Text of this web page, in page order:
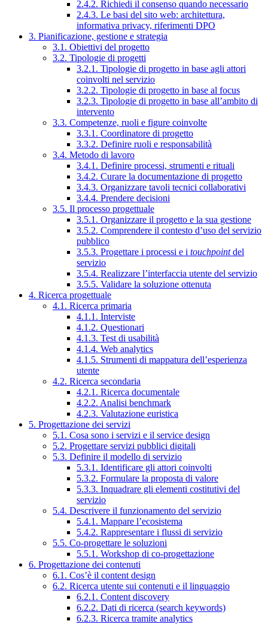
2.4.2. Richiedi il consenso quando necessario
2.4.3. Le basi del sito web: architettura,
informativa privacy, riferimenti DPO
3. Pianificazione, gestione e strategia
3.1. Obiettivi del progetto
3.2. Tipologie di progetti
3.2.1. Tipologie di progetto in base agli attori
coinvolti nel servizio
3.2.2. Tipologie di progetto in base al focus
3.2.3. Tipologie di progetto in base all’ambito di
intervento
3.3. Competenze, ruoli e figure coinvolte
3.3.1. Coordinatore di progetto
3.3.2. Definire ruoli e responsabilità
3.4. Metodo di lavoro
3.4.1. Definire processi, strumenti e rituali
3.4.2. Curare la documentazione di progetto
3.4.3. Organizzare tavoli tecnici collaborativi
3.4.4. Prendere decisioni
3.5. Il processo progettuale
3.5.1. Organizzare il progetto e la sua gestione
3.5.2. Comprendere il contesto d’uso del servizio
pubblico
3.5.3. Progettare i processi e i touchpointdel
servizio
3.5.4. Realizzare l’interfaccia utente del servizio
3.5.5. Validare la soluzione ottenuta
4. Ricerca progettuale
4.1. Ricerca primaria
4.1.1. Interviste
4.1.2. Questionari
4.1.3. Test di usabilità
4.1.4. Web analytics
4.1.5. Strumenti di mappatura dell’esperienza
utente
4.2. Ricerca secondaria
4.2.1. Ricerca documentale
4.2.2. Analisi benchmark
4.2.3. Valutazione euristica
5. Progettazione dei servizi
5.1. Cosa sono i servizi e il service design
5.2. Progettare servizi pubblici digitali
5.3. Definire il modello di servizio
5.3.1. Identificare gli attori coinvolti
5.3.2. Formulare la proposta di valore
5.3.3. Inquadrare gli elementi costitutivi del
servizio
5.4. Descrivere il funzionamento del servizio
5.4.1. Mappare l’ecosistema
5.4.2. Rappresentare i flussi di servizio
5.5. Co-progettare le soluzioni
5.5.1. Workshop di co-progettazione
6. Progettazione dei contenuti
6.1. Cos’è il content design
6.2. Ricerca utente sui contenuti e il linguaggio
6.2.1. Content discovery
6.2.2. Dati di ricerca (search keywords)
6.2.3. Ricerca tramite analytics